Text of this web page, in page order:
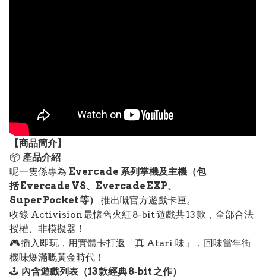
【商品簡介】
📦 產品介紹
呢一隻係專為 Evercade 系列掌機及主機（包
括 Evercade VS、Evercade EXP、
Super Pocket 等）
推出嘅官方遊戲卡匣。
收錄 Activision 最懷舊火紅 8‑bit 遊戲共 13 款，全部合法
授權、非模擬器！
🎮 插入即玩，用實體卡打返「真 Atari 味」，回味當年街
機味爆滿嘅黃金時代！
🕹️ 內含遊戲列表（13 款經典 8‑bit 之作）